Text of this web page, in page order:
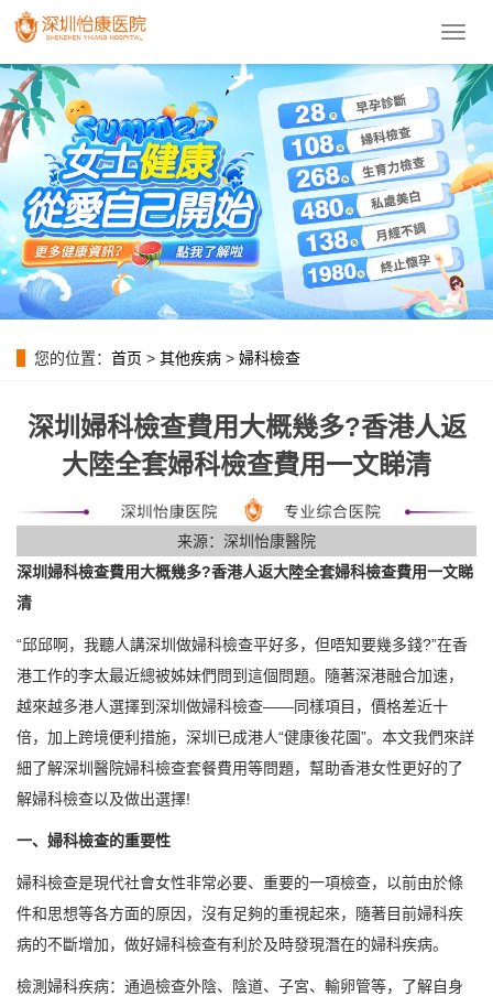
導
菜
單
您的位置： 首页 > 其他疾病 > 婦科檢查
深圳婦科檢查費用大概幾多?香港人返
大陸全套婦科檢查費用一文睇清
来源：深圳怡康醫院
深圳婦科檢查費用大概幾多?香港人返大陸全套婦科檢查費用一文睇
清
“邱邱啊，我聽人講深圳做婦科檢查平好多，但唔知要幾多錢?”在香
港工作的李太最近總被姊妹們問到這個問題。隨著深港融合加速，
越來越多港人選擇到深圳做婦科檢查——同樣項目，價格差近十
倍，加上跨境便利措施，深圳已成港人“健康後花園”。本文我們來詳
細了解深圳醫院婦科檢查套餐費用等問題，幫助香港女性更好的了
解婦科檢查以及做出選擇!
一、婦科檢查的重要性
婦科檢查是現代社會女性非常必要、重要的一項檢查，以前由於條
件和思想等各方面的原因，沒有足夠的重視起來，隨著目前婦科疾
病的不斷增加，做好婦科檢查有利於及時發現潛在的婦科疾病。
檢測婦科疾病：通過檢查外陰、陰道、子宮、輸卵管等，了解自身